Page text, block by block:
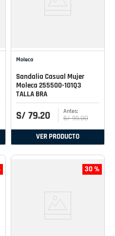
Moleca
Sandalia Casual Mujer
Moleca 255500-101Q3
TALLA BRA
S/ 79.20 S/ 99.00
VER PRODUCTO
30 %